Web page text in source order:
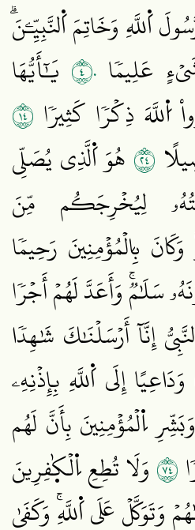
وَخَاتِمَ اَ۬لنَّبِيِّـۧنَۗ
عَلِيمٗا ٤٠ يَٰٓأَيُّهَا
اُ۬للَّهَ ذِكۡرٗا كَثِيرٗا ٤١
٤٢ هُوَ اَ۬لَّذِي يُصَلِّي
لِيُخۡرِجَكُم مِّنَ
بِالۡمُؤۡمِنِينَ رَحِيمٗا
سَلَٰمٞۚ وَأَعَدَّ لَهُمۡ أَجۡرٗا
إِنَّآ أَرۡسَلۡنَٰكَ شَٰهِدٗا
وَدَاعِيًا إِلَى اَ۬للَّهِ بِإِذۡنِهِۦ
وَبَشِّرِ اِ۬لۡمُؤۡمِنِينَ بِأَنَّ لَهُم
٤٧وَلَا تُطِعِ اِ۬لۡكٰ۪فِرِينَ
وَتَوَكَّلۡ عَلَى اَ۬للَّهِۚ وَكَفَىٰ